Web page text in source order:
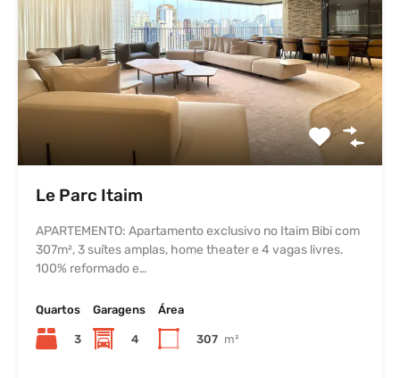
Le Parc Itaim
APARTEMENTO: Apartamento exclusivo no Itaim Bibi com
307m², 3 suítes amplas, home theater e 4 vagas livres.
100% reformado e…
Quartos
3
Garagens
4
Área
307 m²